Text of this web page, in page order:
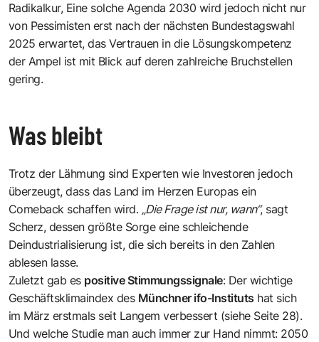
Radikalkur, Eine solche Agenda 2030 wird jedoch nicht nur
von Pessimisten erst nach der nächsten Bundestagswahl
2025 erwartet, das Vertrauen in die Lösungskompetenz
der Ampel ist mit Blick auf deren zahlreiche Bruchstellen
gering.
Was bleibt
Trotz der Lähmung sind Experten wie Investoren jedoch
überzeugt, dass das Land im Herzen Europas ein
Comeback schaffen wird. „Die Frage ist nur, wann“, sagt
Scherz, dessen größte Sorge eine schleichende
Deindustrialisierung ist, die sich bereits in den Zahlen
ablesen lasse.
Zuletzt gab es positive Stimmungssignale: Der wichtige
Geschäftsklimaindex des Münchner ifo-Instituts hat sich
im März erstmals seit Langem verbessert (siehe Seite 28).
Und welche Studie man auch immer zur Hand nimmt: 2050